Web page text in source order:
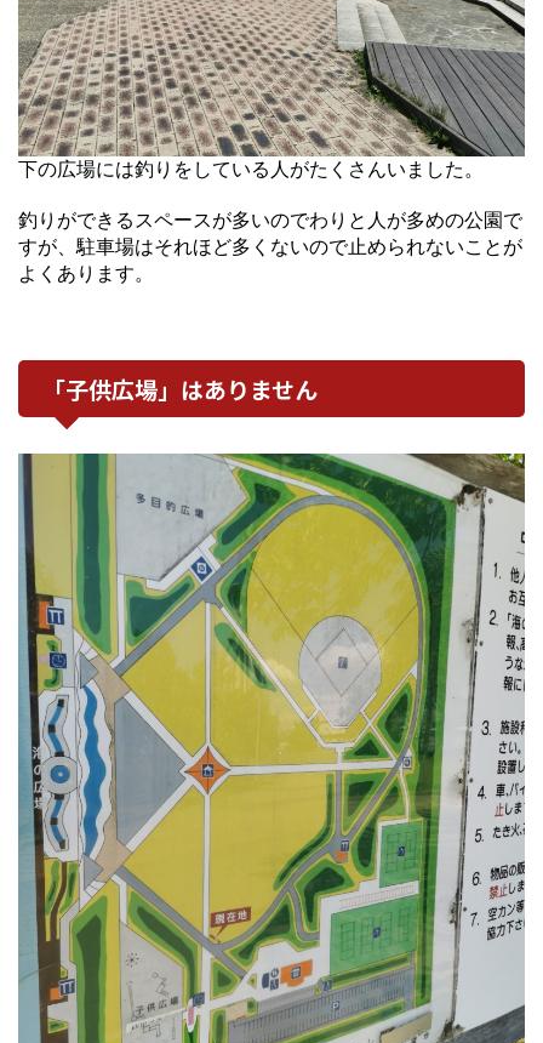
下の広場には釣りをしている人がたくさんいました。
釣りができるスペースが多いのでわりと人が多めの公園で
すが、駐車場はそれほど多くないので止められないことが
よくあります。
「子供広場」はありません